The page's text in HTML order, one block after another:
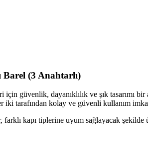
(3 Anahtarlı)
güvenlik, dayanıklılık ve şık tasarımı bir
iki tarafından kolay ve güvenli kullanım
farklı kapı tiplerine uyum sağlayacak